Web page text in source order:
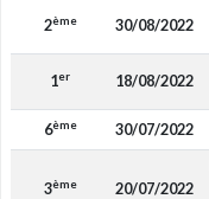
2ème 30/08/2022
1er 18/08/2022
6ème 30/07/2022
3ème 20/07/2022